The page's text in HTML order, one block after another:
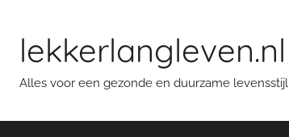
content
lekkerlangleven.nl
Alles voor een gezonde en duurzame levensstijl